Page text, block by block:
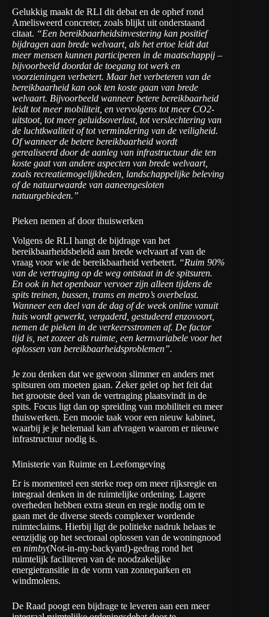
Gelukkig maakt de RLI dit debat en de ophef rond
Amelisweerd concreter, zoals blijkt uit onderstaand
citaat. “Een bereikbaarheidsinvestering kan positief
bijdragen aan brede welvaart, als het ertoe leidt dat
meer mensen kunnen participeren in de maatschappij –
bijvoorbeeld doordat de toegang tot werk en
voorzieningen verbetert. Maar het verbeteren van de
bereikbaarheid kan ook ten koste gaan van brede
welvaart. Bijvoorbeeld wanneer betere bereikbaarheid
leidt tot meer mobiliteit, en vervolgens tot meer CO2-
uitstoot, tot meer geluidsoverlast, tot verslechtering van
de luchtkwaliteit of tot vermindering van de veiligheid.
Of wanneer de betere bereikbaarheid wordt
gerealiseerd door de aanleg van infrastructuur die ten
koste gaat van andere aspecten van brede welvaart,
zoals recreatiemogelijkheden, landschappelijke beleving
of de natuurwaarde van aaneengesloten
natuurgebieden.”
Pieken nemen af door thuiswerken
Volgens de RLI hangt de bijdrage van het
bereikbaarheidsbeleid aan brede welvaart af van de
vraag voor wie de bereikbaarheid verbetert. “Ruim 90%
van de vertraging op de weg ontstaat in de spitsuren.
En ook in het openbaar vervoer zijn alleen tijdens de
spits treinen, bussen, trams en metro’s overbelast.
Wanneer een deel van de dag of de week online vanuit
huis wordt gewerkt, vergaderd, gestudeerd enzovoort,
nemen de pieken in de verkeersstromen af. De factor
tijd is, net zozeer als ruimte, een kernvariabele voor het
oplossen van bereikbaarheidsproblemen”.
Je zou denken dat we gewoon slimmer en anders met
spitsuren om moeten gaan. Zeker gelet op het feit dat
het grootste deel van de vertraging plaatsvindt in de
spits. Focus ligt dan op spreiding van mobiliteit en meer
thuiswerken. Een mooie taak voor een nieuw kabinet,
waarbij je je helemaal kan afvragen waarom er nieuwe
infrastructuur nodig is.
Ministerie van Ruimte en Leefomgeving
Er is momenteel een sterke roep om meer rijksregie en
integraal denken in de ruimtelijke ordening. Lagere
overheden hebben extra steun en regie nodig om te
gaan met de diverse steeds complexer wordende
ruimteclaims. Hierbij ligt de politieke nadruk helaas te
eenzijdig op het sectoraal oplossen van de woningnood
en nimby(Not-in-my-backyard)-gedrag rond het
ruimtelijk faciliteren van de noodzakelijke
energietransitie in de vorm van zonneparken en
windmolens.
De Raad poogt een bijdrage te leveren aan een meer